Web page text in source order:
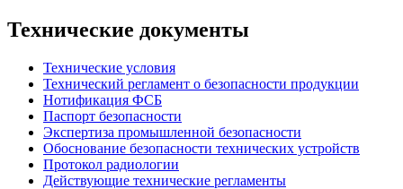
Технические документы
Технические условия
Технический регламент о безопасности продукции
Нотификация ФСБ
Паспорт безопасности
Экспертиза промышленной безопасности
Обоснование безопасности технических устройств
Протокол радиологии
Действующие технические регламенты